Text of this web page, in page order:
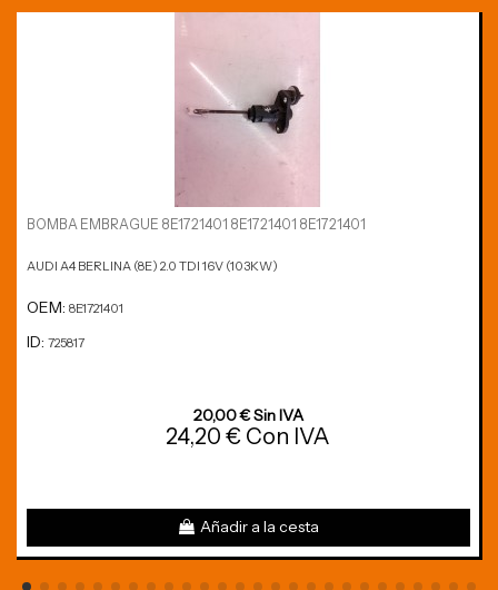
BOMBA EMBRAGUE 8E1721401 8E1721401 8E1721401
AUDI A4 BERLINA (8E) 2.0 TDI 16V (103KW)
OEM: 8E1721401
ID: 725817
20,00 € Sin IVA
24,20 € Con IVA
Añadir a la cesta